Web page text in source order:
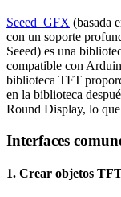
Seeed_GFX (basada
con un soporte
Seeed) es una
compatible con
biblioteca TFT
en la biblioteca
Round Display, lo
Interfaces
1. Crear objetos